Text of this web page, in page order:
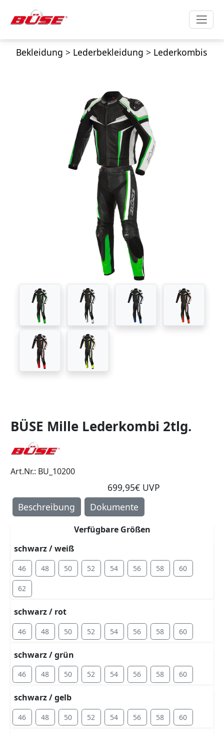
Bekleidung > Lederbekleidung > Lederkombis
BÜSE Mille Lederkombi 2tlg.
Art.Nr.: BU_10200
699,95€ UVP
Beschreibung
Dokumente
Verfügbare Größen
schwarz / weiß
46 48 50 52 54 56 58 60
62
schwarz / rot
46 48 50 52 54 56 58 60
schwarz / grün
46 48 50 52 54 56 58 60
schwarz / gelb
46 48 50 52 54 56 58 60